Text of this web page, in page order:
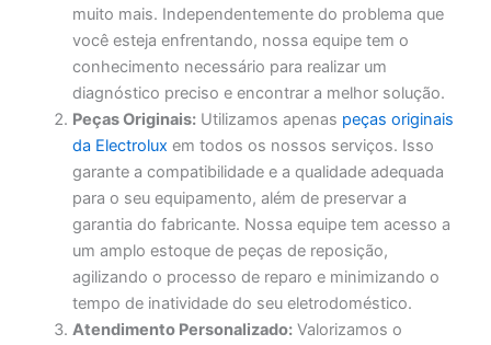
muito mais. Independentemente do problema que
você esteja enfrentando, nossa equipe tem o
conhecimento necessário para realizar um
diagnóstico preciso e encontrar a melhor solução.
Peças Originais: Utilizamos apenas peças originais
da Electrolux em todos os nossos serviços. Isso
garante a compatibilidade e a qualidade adequada
para o seu equipamento, além de preservar a
garantia do fabricante. Nossa equipe tem acesso a
um amplo estoque de peças de reposição,
agilizando o processo de reparo e minimizando o
tempo de inatividade do seu eletrodoméstico.
Atendimento Personalizado: Valorizamos o